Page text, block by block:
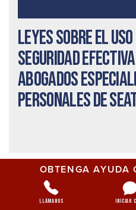
Leyes sobre el
seguridad
abogados
personales de
Recursos gratuitos
OBTENGA AYUDA
Llámanos Iniciar